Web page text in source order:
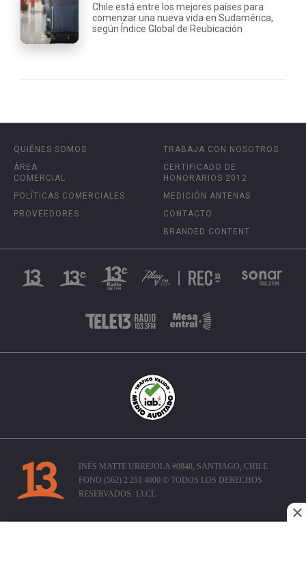
Chile está entre los mejores países para
comenzar una nueva vida en Sudamérica,
según Índice Global de Reubicación
QUIÉNES SOMOS
ÁREA
COMERCIAL
POLÍTICAS COMERCIALES
PROVEEDORES
TRABAJA CON NOSOTROS
CERTIFICADO DE
HONORARIOS 2012
MEDICIÓN ANTENAS
CONTACTO
BRANDED CONTENT
INÉS MATTE URREJOLA #0848, SANTIAGO, CHILE
FONO (562) 2 251 4000 © TODOS LOS DERECHOS
RESERVADOS. 13.CL